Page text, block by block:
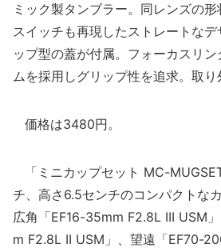
ミック製タンブラー。同レンズの
スイッチも再現したストレートな
ップ型の蓋が付属。フォーカスリ
ムを採用しグリップ性を追求。取り
価格は3480円。
「ミニカップセット MC-
チ、高さ6.5センチのコンパクトな
広角「EF16-35mm F2.8L III USM
m F2.8L II USM」、望遠「EF70-